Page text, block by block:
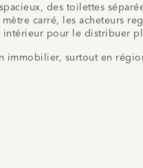
des toilettes
carré, les acheteurs
intérieur pour le distribuer
immobilier, surtout en